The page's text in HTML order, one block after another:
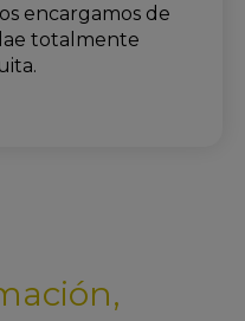
encargamos de
totalmente